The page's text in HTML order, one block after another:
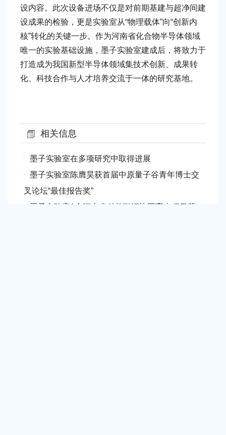
设内容。此次设备进场不仅是对前期基建与超净间建
设成果的检验，更是实验室从“物理载体”向“创新内
核”转化的关键一步。作为河南省化合物半导体领域
唯一的实验基础设施，墨子实验室建成后，将致力于
打造成为我国新型半导体领域集技术创新、成果转
化、科技合作与人才培养交流于一体的研究基地。
相关信息
墨子实验室在多项研究中取得进展
墨子实验室陈膺昊获首届中原量子谷青年博士交
叉论坛“最佳报告奖”
墨子实验室1个河南省科教融汇协同育人项目获